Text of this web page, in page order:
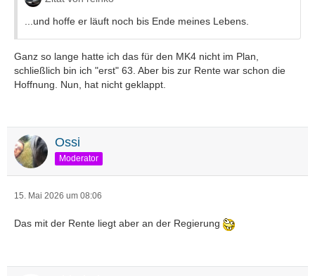
...und hoffe er läuft noch bis Ende meines Lebens.
Ganz so lange hatte ich das für den MK4 nicht im Plan,
schließlich bin ich "erst" 63. Aber bis zur Rente war schon die
Hoffnung. Nun, hat nicht geklappt.
Ossi
Moderator
15. Mai 2026 um 08:06
Das mit der Rente liegt aber an der Regierung